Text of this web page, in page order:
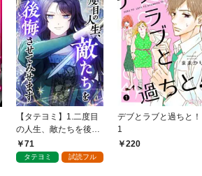
【タテヨミ】1.二度目
の人生、敵たちを後悔
させてみせます
71
タテヨミ 試読フル
デブとラブと過ちと！
1
220